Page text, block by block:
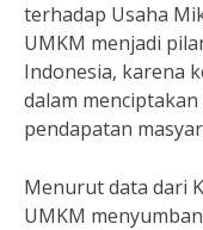
terhadap Usaha
UMKM menjadi
Indonesia, karena
dalam
pendapatan
Menurut data dari
UMKM